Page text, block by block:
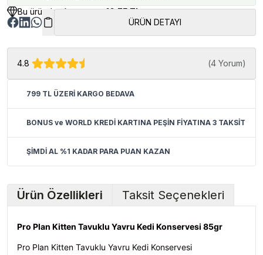
Bu üründen kazancınız10.75 TL
ÜRÜN DETAYI
4.8 (4 Yorum)
799 TL ÜZERİ KARGO BEDAVA
BONUS ve WORLD KREDİ KARTINA PEŞİN FİYATINA 3 TAKSİT
ŞİMDİ AL %1 KADAR PARA PUAN KAZAN
Ürün Özellikleri Taksit Seçenekleri
Pro Plan Kitten Tavuklu Yavru Kedi Konservesi 85gr
Pro Plan Kitten Tavuklu Yavru Kedi Konservesi